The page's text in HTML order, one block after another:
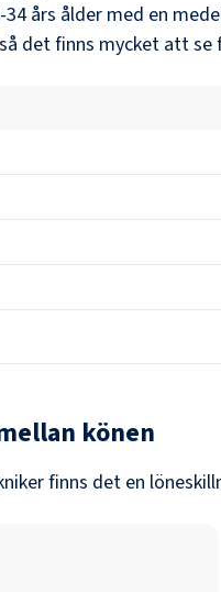
34års ålder med en
det finns mycket att
könen
finns det en